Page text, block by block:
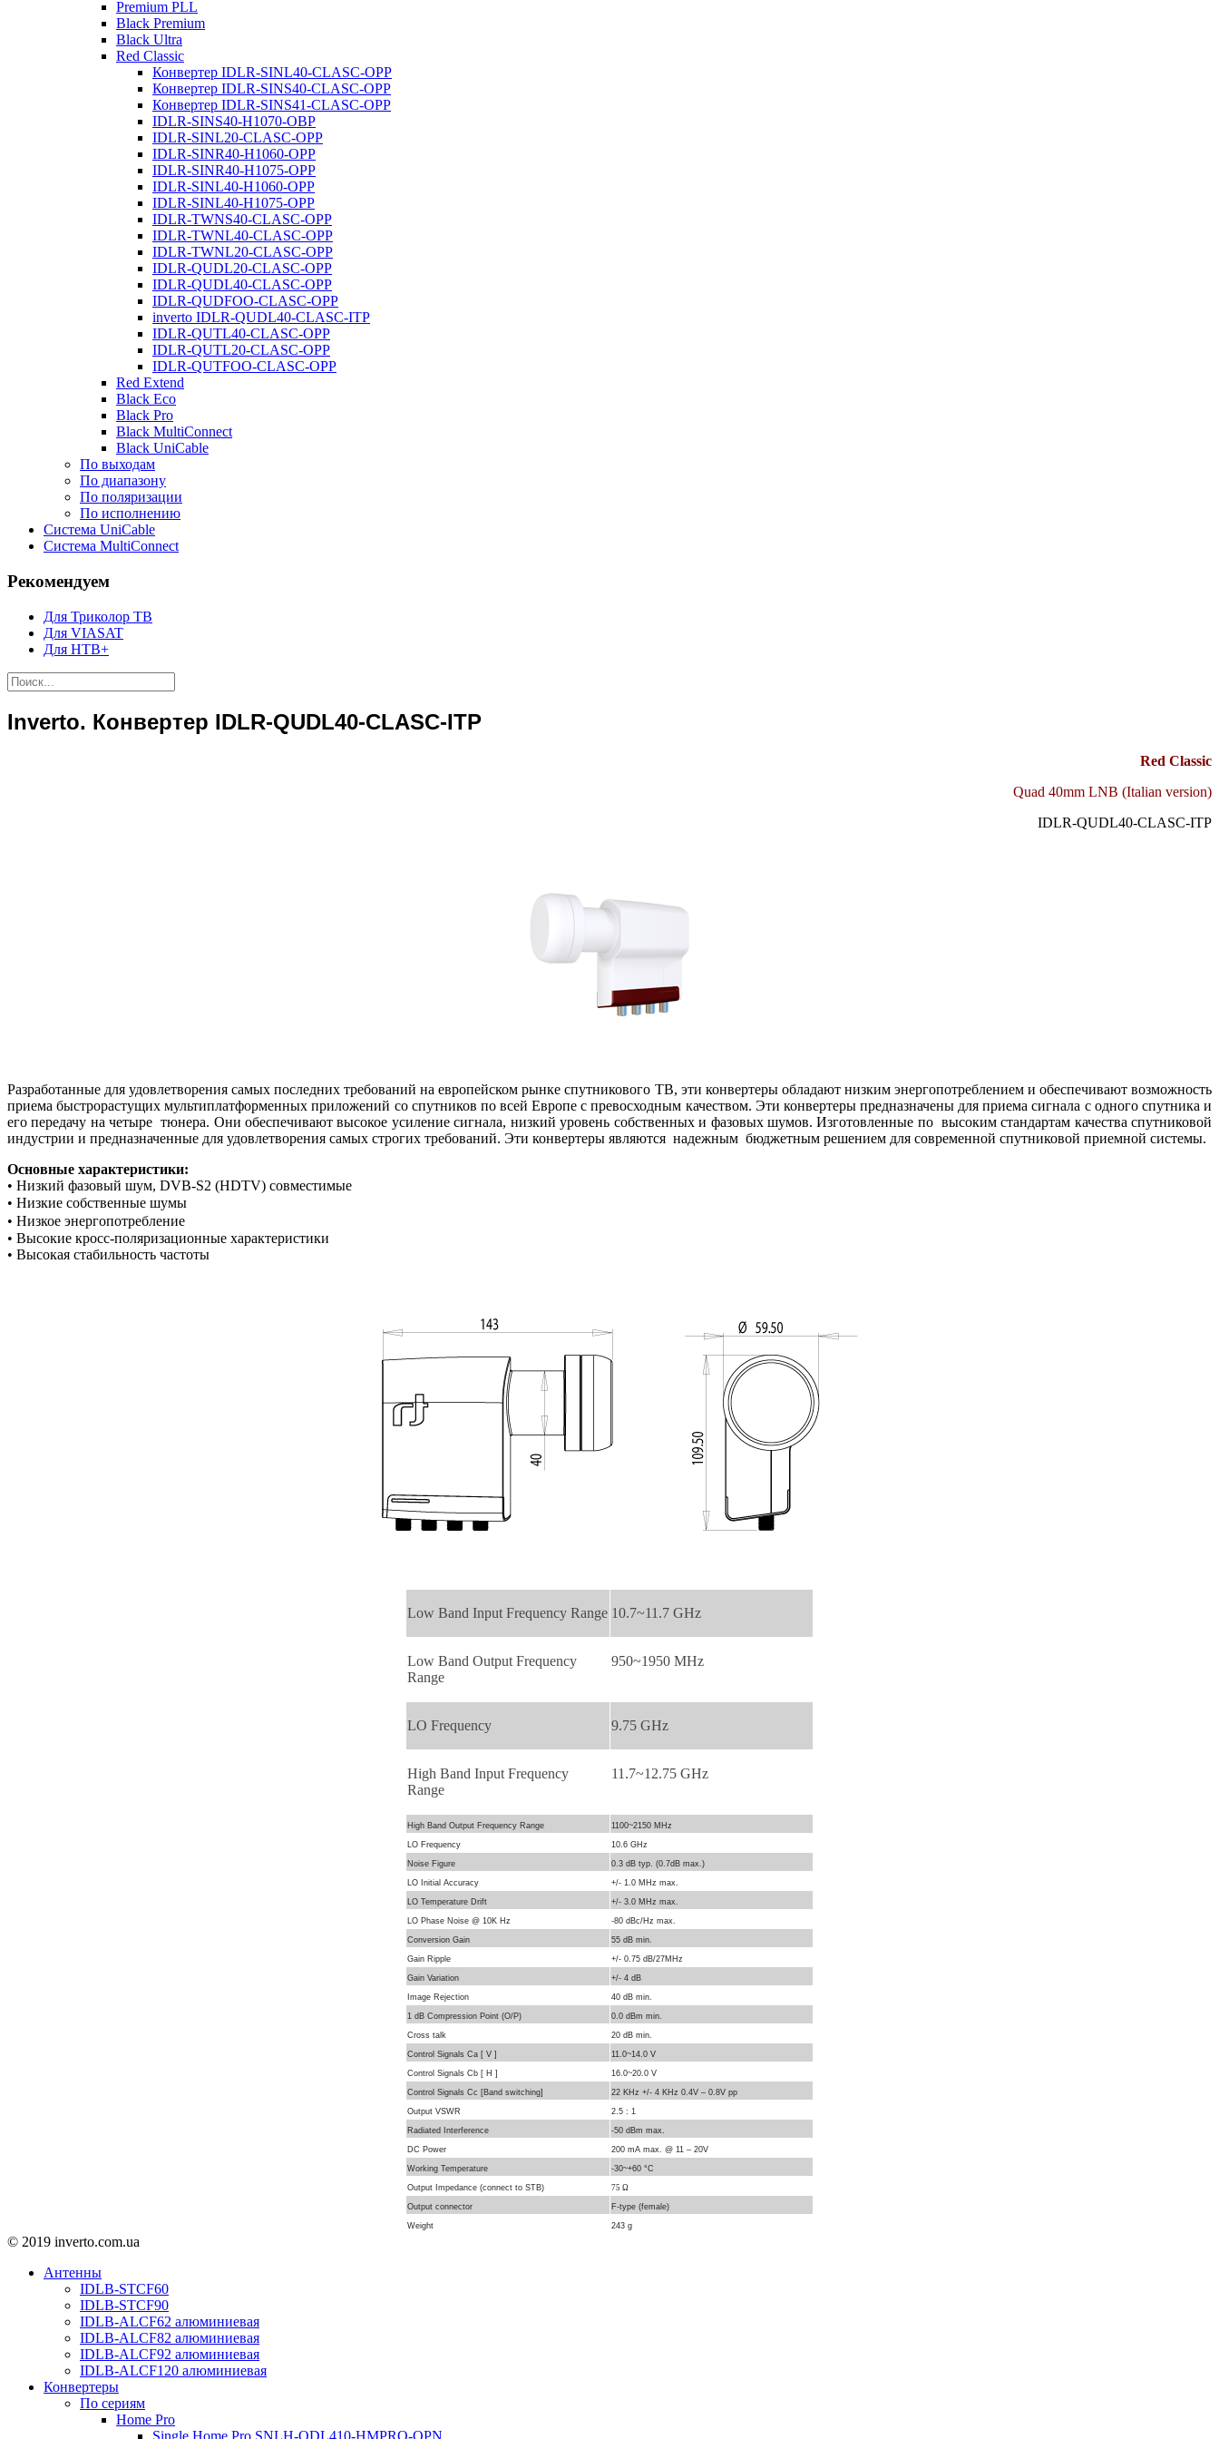
Premium PLL
Black Premium
Black Ultra
Red Classic
Конвертер IDLR-SINL40-CLASC-OPP
Конвертер IDLR-SINS40-CLASC-OPP
Конвертер IDLR-SINS41-CLASC-OPP
IDLR-SINS40-H1070-OBP
IDLR-SINL20-CLASC-OPP
IDLR-SINR40-H1060-OPP
IDLR-SINR40-H1075-OPP
IDLR-SINL40-H1060-OPP
IDLR-SINL40-H1075-OPP
IDLR-TWNS40-CLASC-OPP
IDLR-TWNL40-CLASC-OPP
IDLR-TWNL20-CLASC-OPP
IDLR-QUDL20-CLASC-OPP
IDLR-QUDL40-CLASC-OPP
IDLR-QUDFOO-CLASC-OPP
inverto IDLR-QUDL40-CLASC-ITP
IDLR-QUTL40-CLASC-OPP
IDLR-QUTL20-CLASC-OPP
IDLR-QUTFOO-CLASC-OPP
Red Extend
Black Eco
Black Pro
Black MultiConnect
Black UniCable
По выходам
По диапазону
По поляризации
По исполнению
Система UniCable
Система MultiConnect
Рекомендуем
Для Триколор ТВ
Для VIASAT
Для НТВ+
Inverto. Конвертер IDLR-QUDL40-CLASC-ITP
Red Classic
Quad 40mm LNB (Italian version)
IDLR-QUDL40-CLASC-ITP
Разработанные для удовлетворения самых последних требований на европейском рынке спутникового ТВ, эти конвертеры обладают низким энергопотреблением и обеспечивают возможность
приема быстрорастущих мультиплатформенных приложений со спутников по всей Европе с превосходным качеством. Эти конвертеры предназначены для приема сигнала с одного спутника и
его передачу на четыре тюнера. Они обеспечивают высокое усиление сигнала, низкий уровень собственных и фазовых шумов.Изготовленные по высоким стандартам качества спутниковой
индустрии и предназначенные для удовлетворения самых строгих требований. Эти конвертеры являются надежным бюджетным решением для современной спутниковой приемной системы.
Основные характеристики:
• Низкий фазовый шум, DVB-S2 (HDTV) совместимые
• Низкие собственные шумы
• Низкое энергопотребление
• Высокие кросс-поляризационные характеристики
• Высокая стабильность частоты
Low Band Input Frequency Range 10.7~11.7 GHz
Low Band Output Frequency
Range
950~1950 MHz
LO Frequency 9.75 GHz
High Band Input Frequency
Range
11.7~12.75 GHz
High Band Output Frequency Range 1100~2150 MHz
LO Frequency 10.6 GHz
Noise Figure 0.3 dB typ. (0.7dB max.)
LO Initial Accuracy +/- 1.0 MHz max.
LO Temperature Drift +/- 3.0 MHz max.
LO Phase Noise @ 10K Hz -80 dBc/Hz max.
Conversion Gain 55 dB min.
Gain Ripple +/- 0.75 dB/27MHz
Gain Variation +/- 4 dB
Image Rejection 40 dB min.
1 dB Compression Point (O/P) 0.0 dBm min.
Cross talk 20 dB min.
Control Signals Ca [ V ] 11.0~14.0 V
Control Signals Cb [ H ] 16.0~20.0 V
Control Signals Cc [Band switching] 22 KHz +/- 4 KHz 0.4V – 0.8V pp
Output VSWR 2.5 : 1
Radiated Interference -50 dBm max.
DC Power 200 mA max. @ 11 – 20V
Working Temperature -30~+60 °C
Output Impedance (connect to STB) 75 Ω
Output connector F-type (female)
Weight 243 g
© 2019 inverto.com.ua
Антенны
IDLB-STCF60
IDLB-STCF90
IDLB-ALCF62 алюминиевая
IDLB-ALCF82 алюминиевая
IDLB-ALCF92 алюминиевая
IDLB-ALCF120 алюминиевая
Конвертеры
По сериям
Home Pro
Single Home Pro SNLH-QDL410-HMPRO-OPN